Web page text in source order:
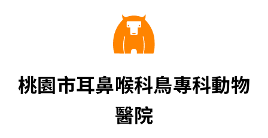
桃園市耳鼻喉科鳥專科動物
醫院